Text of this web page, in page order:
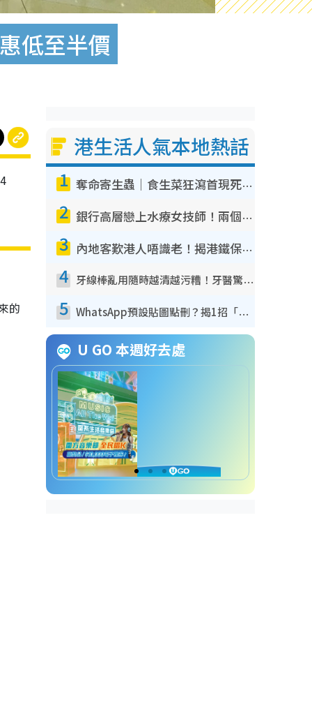
低至半價
的
港生活人氣本地熱話
1 奪命寄生蟲｜食生菜狂瀉首現死者！疫潮惡化錄1.8萬宗病例 揭洗菜3大謬誤
2 銀行高層戀上水療女技師！兩個月借128萬驚覺「沉船」沉落火海 揭背後疑似邪教操控賣淫
3 內地客歎港人唔識老！揭港鐵保鮮級冷氣 港人求放過：咪投訴
4 牙線棒亂用隨時越清越污糟！牙醫驚揭盲目過戶細菌恐致蛀牙：呢種先係日常真保養
5 WhatsApp預設貼圖點刪？揭1招「反向操作」還原簡潔介面 附3步實測教學
U GO 本週好去處